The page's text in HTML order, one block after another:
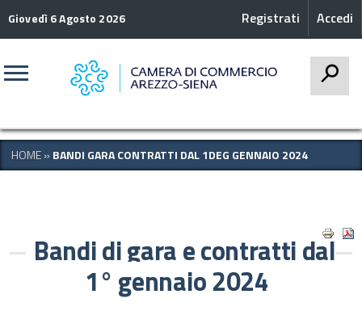
Giovedì 6 Agosto 2026 Accedi
Registrati
HOME» BANDI GARA CONTRATTI DAL 1DEG GENNAIO 2024
Bandi di gara e contratti dal
1° gennaio 2024